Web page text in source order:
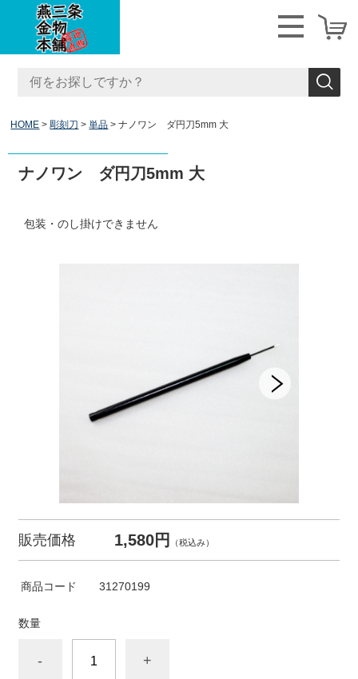
HOME 彫刻刀 単品 ナノワン ダ円刀5mm 大
ナノワン ダ円刀5mm 大
包装・のし掛けできません
販売価格 1,580円 （税込み）
商品コード 31270199
数量
- +